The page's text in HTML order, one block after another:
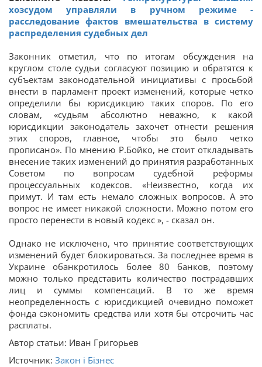
хозсудом управляли в ручном режиме -
расследование фактов вмешательства в систему
распределения судебных дел
Законник отметил, что по итогам обсуждения на
круглом столе судьи согласуют позицию и обратятся к
субъектам законодательной инициативы с просьбой
внести в парламент проект изменений, которые четко
определили бы юрисдикцию таких споров. По его
словам, «судьям абсолютно неважно, к какой
юрисдикции законодатель захочет отнести решения
этих споров, главное, чтобы это было четко
прописано». По мнению Р.Бойко, не стоит откладывать
внесение таких изменений до принятия разработанных
Советом по вопросам судебной реформы
процессуальных кодексов. «Неизвестно, когда их
примут. И там есть немало сложных вопросов. А это
вопрос не имеет никакой сложности. Можно потом его
просто перенести в новый кодекс », - сказал он.
Однако не исключено, что принятие соответствующих
изменений будет блокироваться. За последнее время в
Украине обанкротилось более 80 банков, поэтому
можно только представить количество пострадавших
лиц и суммы компенсаций. В то же время
неопределенность с юрисдикцией очевидно поможет
фонда сэкономить средства или хотя бы отсрочить час
расплаты.
Автор статьи: Иван Григорьев
Источник: Закон і Бізнес